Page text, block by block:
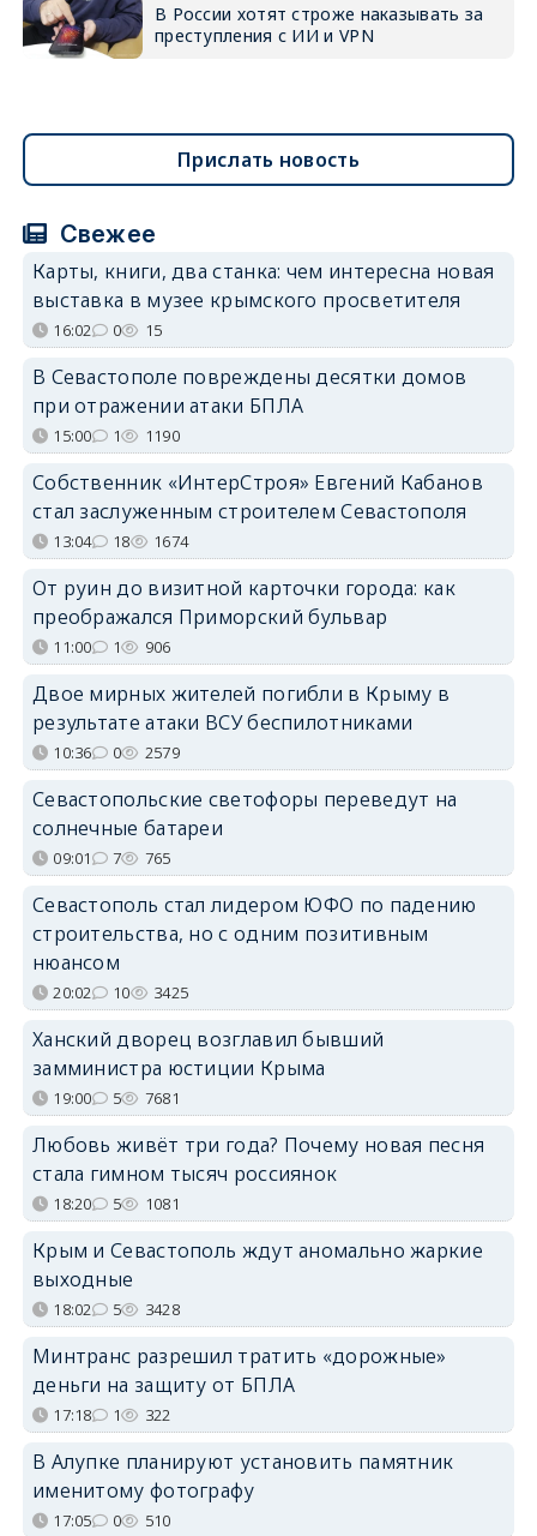
В России хотят строже наказывать за
преступления с ИИ и VPN
Прислать новость
Свежее
Карты, книги, два станка: чем интересна новая
выставка в музее крымского просветителя
16:02 0 15
В Севастополе повреждены десятки домов
при отражении атаки БПЛА
15:00 1 1190
Собственник «ИнтерСтроя» Евгений Кабанов
стал заслуженным строителем Севастополя
13:04 18 1674
От руин до визитной карточки города: как
преображался Приморский бульвар
11:00 1 906
Двое мирных жителей погибли в Крыму в
результате атаки ВСУ беспилотниками
10:36 0 2579
Севастопольские светофоры переведут на
солнечные батареи
09:01 7 765
Севастополь стал лидером ЮФО по падению
строительства, но с одним позитивным
нюансом
20:02 10 3425
Ханский дворец возглавил бывший
замминистра юстиции Крыма
19:00 5 7681
Любовь живёт три года? Почему новая песня
стала гимном тысяч россиянок
18:20 5 1081
Крым и Севастополь ждут аномально жаркие
выходные
18:02 5 3428
Минтранс разрешил тратить «дорожные»
деньги на защиту от БПЛА
17:18 1 322
В Алупке планируют установить памятник
именитому фотографу
17:05 0 510